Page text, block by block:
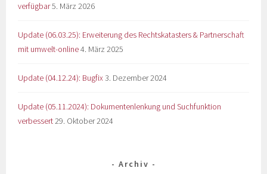
verfügbar5. März 2026
Update (06.03.25): Erweiterung des Rechtskatasters & Partnerschaft
mit umwelt-online4. März 2025
Update (04.12.24): Bugfix3. Dezember 2024
Update (05.11.2024): Dokumentenlenkung und Suchfunktion
verbessert29. Oktober 2024
Archiv